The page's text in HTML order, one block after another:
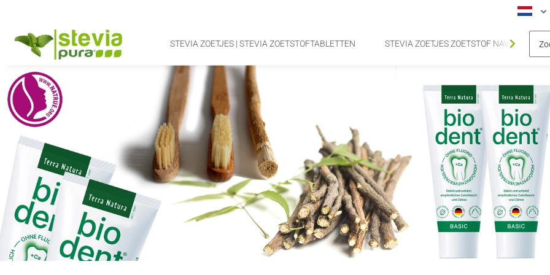
STEVIA ZOETJES | STEVIA ZOETSTOFTABLETTEN STEVIA ZOETJES ZOETSTOF